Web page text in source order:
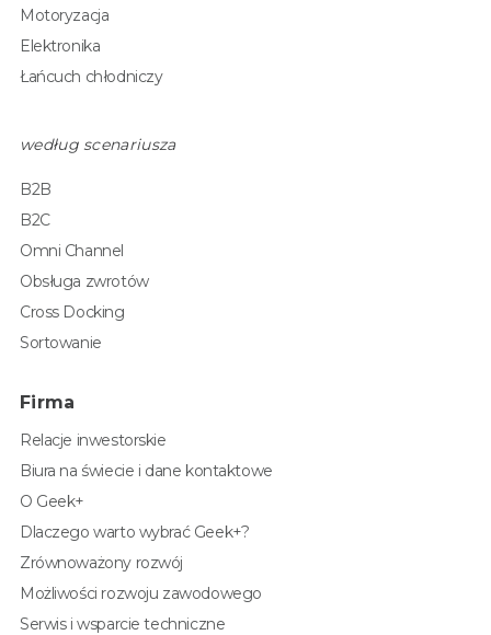
Motoryzacja
Elektronika
Łańcuch chłodniczy
według scenariusza
B2B
B2C
Omni Channel
Obsługa zwrotów
Cross Docking
Sortowanie
Firma
Relacje inwestorskie
Biura na świecie i dane kontaktowe
O Geek+
Dlaczego warto wybrać Geek+?
Zrównoważony rozwój
Możliwości rozwoju zawodowego
Serwis i wsparcie techniczne